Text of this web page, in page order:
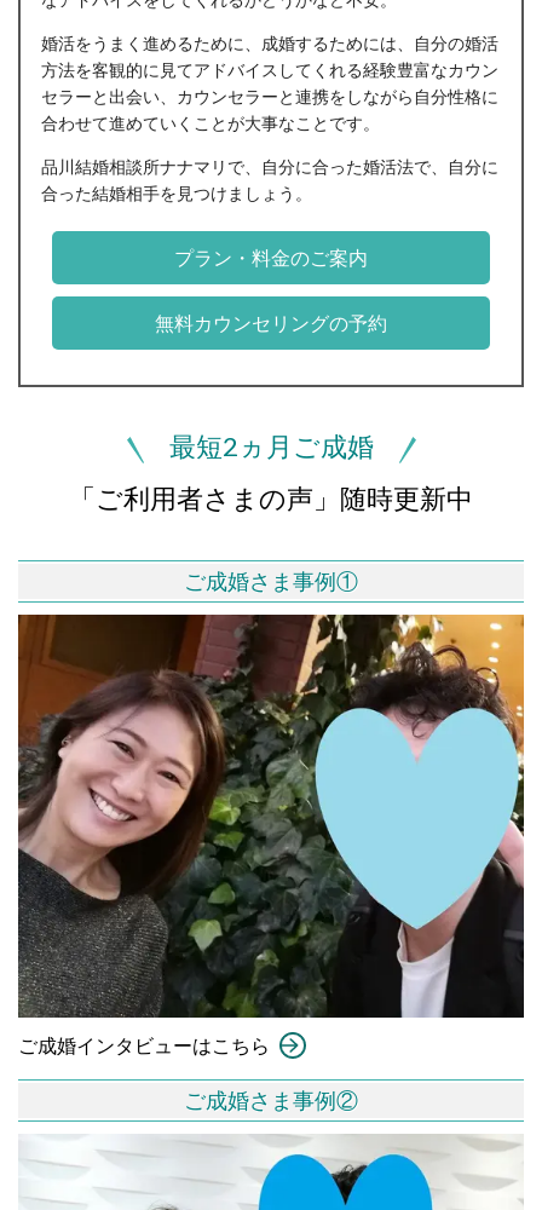
婚活をうまく進めるために、成婚するためには、自分の婚活
方法を客観的に見てアドバイスしてくれる経験豊富なカウン
セラーと出会い、カウンセラーと連携をしながら自分性格に
合わせて進めていくことが大事なことです。
品川結婚相談所ナナマリで、自分に合った婚活法で、自分に
合った結婚相手を見つけましょう。
プラン・料金のご案内
無料カウンセリングの予約
最短2ヵ月ご成婚
「ご利用者さまの声」随時更新中
ご成婚さま事例①
ご成婚インタビューはこちら
ご成婚さま事例②